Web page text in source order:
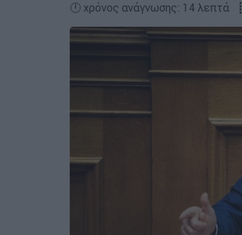
🕛 χρόνος ανάγνωσης: 14 λεπτά ┋